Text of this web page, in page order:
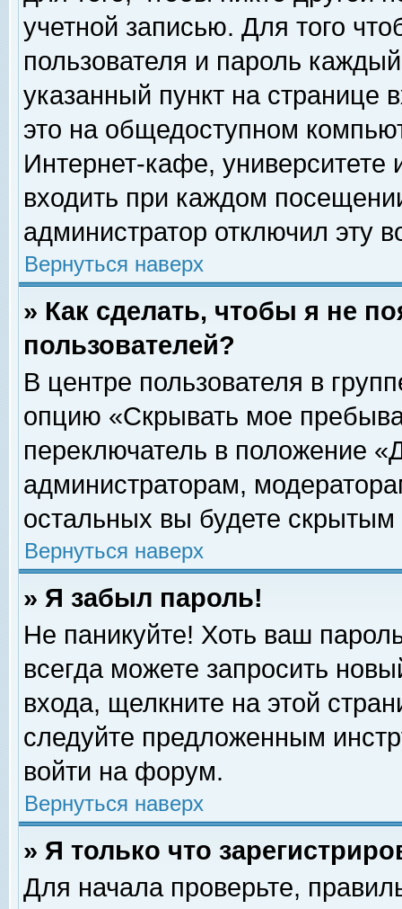
учетной записью. Для того
пользователя и пароль
указанный пункт на
это на общедоступном
Интернет-кафе, университете
входить при каждом
администратор отключил эту
Вернуться наверх
» Как сделать, чтобы я не
пользователей?
В центре пользователя в
опцию «Скрывать мое
переключатель в положение
администраторам,
остальных вы будете скрытым
Вернуться наверх
» Я забыл пароль!
Не паникуйте! Хоть ваш
всегда можете запросить
входа, щелкните на этой
следуйте предложенным
войти на форум.
Вернуться наверх
» Я только что
Для начала проверьте,